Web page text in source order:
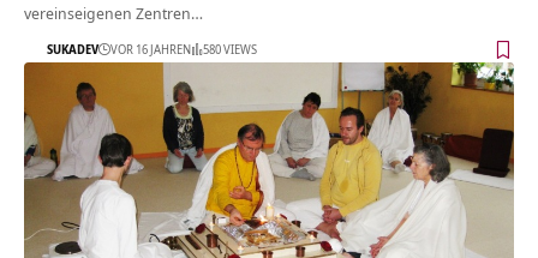
vereinseigenen Zentren…
SUKADEV VOR 16 JAHREN 580 VIEWS